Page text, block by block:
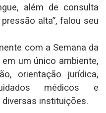
além de consulta
alta”, falou seu
com a Semana da
um único ambiente,
orientação jurídica,
médicos e
instituições.